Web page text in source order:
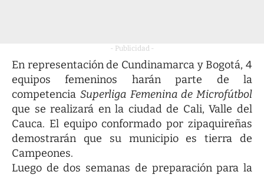
- Publicidad -
En representación de Cundinamarca y Bogotá, 4
equipos femeninos harán parte de la
competencia Superliga Femenina de Microfútbol
que se realizará en la ciudad de Cali, Valle del
Cauca. El equipo conformado por zipaquireñas
demostrarán que su municipio es tierra de
Campeones.
Luego de dos semanas de preparación para la